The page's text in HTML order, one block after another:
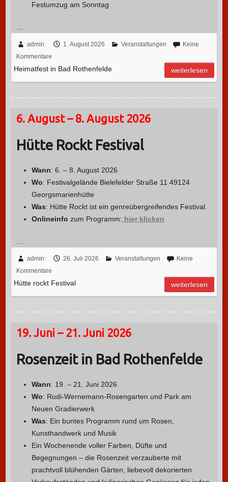
Festumzug am Sonntag
admin 1. August 2026 Veranstaltungen
Keine
Kommentare
Heimatfest in Bad Rothenfelde weiterlesen
6. August – 8. August 2026
Hütte Rockt Festival
Wann: 6. – 8. August 2026
Wo: Festivalgelände Bielefelder Straße 11 49124
Georgsmarienhütte
Was: Hütte Rockt ist ein genreübergreifendes Festival.
Onlineinfo zum Programm: hier klicken
admin 26. Juli 2026 Veranstaltungen
Keine
Kommentare
Hütte rockt Festival weiterlesen
19. Juni – 21. Juni 2026
Rosenzeit in Bad Rothenfelde
Wann: 19. – 21. Juni 2026
Wo: Rudi-Wernemann-Rosengarten und Park am
Neuen Gradierwerk
Was: Ein buntes Programm rund um Rosen,
Kunsthandwerk und Musik
Ein Wochenende voller Farben, Düfte und
Begegnungen – die Rosenzeit verzauberte mit
prachtvoll blühenden Gärten, liebevoll dekorierten